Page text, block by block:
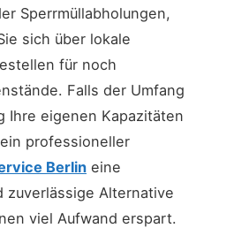
Sperrmüllabholungen,
sich über lokale
für noch
Falls der Umfang
Ihre eigenen Kapazitäten
professioneller
Berlin eine
zuverlässige Alternative
viel Aufwand erspart.